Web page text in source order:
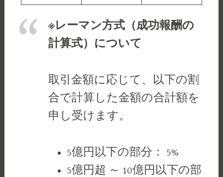
※レーマン方式（成功報酬の
計算式）について
取引金額に応じて、以下の割
合で計算した金額の合計額を
申し受けます。
5億円以下の部分： 5%
5億円超 ～ 10億円以下の部